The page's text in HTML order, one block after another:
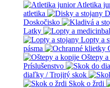
Atletika
atletika
Doskočisko
Latky
Lopty a
pásma
Oštepy
Príslušenstvo
diaľky / Trojitý skok
Skok o žrdi